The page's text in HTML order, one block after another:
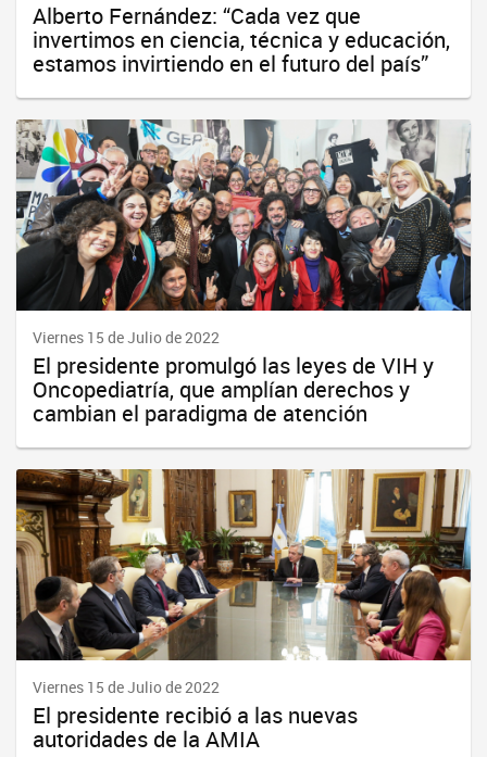
Alberto Fernández: “Cada vez que
invertimos en ciencia, técnica y educación,
estamos invirtiendo en el futuro del país”
Viernes 15 de Julio de 2022
El presidente promulgó las leyes de VIH y
Oncopediatría, que amplían derechos y
cambian el paradigma de atención
Viernes 15 de Julio de 2022
El presidente recibió a las nuevas
autoridades de la AMIA